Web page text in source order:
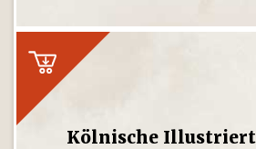
Kölnische